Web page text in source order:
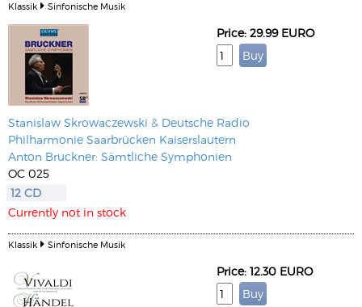
Klassik Sinfonische Musik
Stanislaw Skrowaczewski & Deutsche Radio
Philharmonie Saarbrücken Kaiserslautern
Anton Bruckner: Sämtliche Symphonien
OC 025
12 CD
Currently not in stock
Price: 29.99 EURO
Klassik Sinfonische Musik
Price: 12.30 EURO